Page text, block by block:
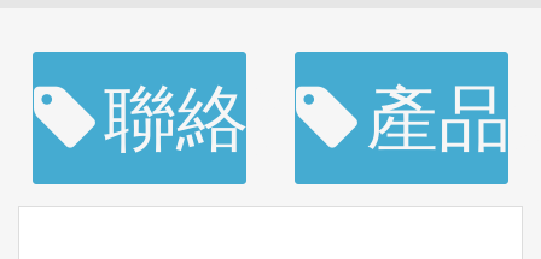
聯絡資訊產品